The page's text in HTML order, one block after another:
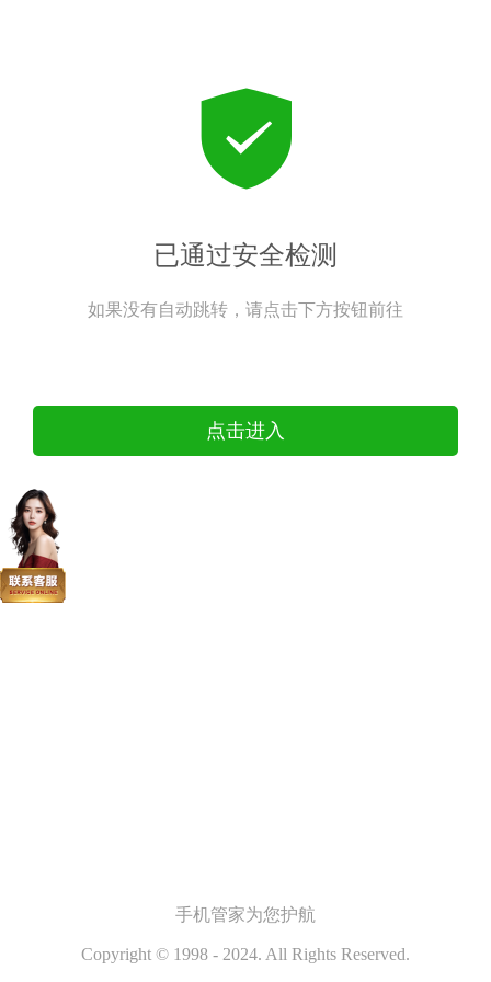
已通过安全检测
如果没有自动跳转，请点击下方按钮前往
点击进入
手机管家为您护航
Copyright © 1998 - 2024. All Rights Reserved.